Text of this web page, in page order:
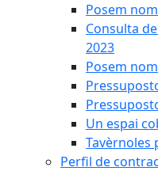
Posem
Consulta
2023
Posem
Un espai
Tavèrnoles
Perfil de